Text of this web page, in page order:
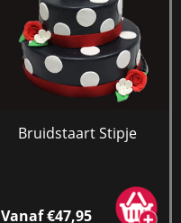
Bruidstaart Stipje
Vanaf €47,95